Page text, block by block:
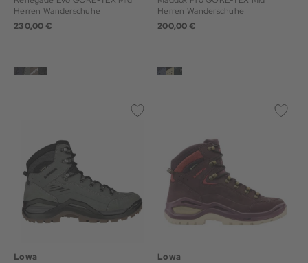
Herren Wanderschuhe
230,00 €
Herren Wanderschuhe
200,00 €
Lowa
Lowa